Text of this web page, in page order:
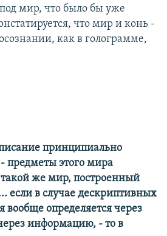
мир, что было бы уже
что мир и конь -
как в голограмме,
принципиально
предметы этого мира
же мир, построенный
если в случае дескриптивных
вообще определяется через
информацию, - то в